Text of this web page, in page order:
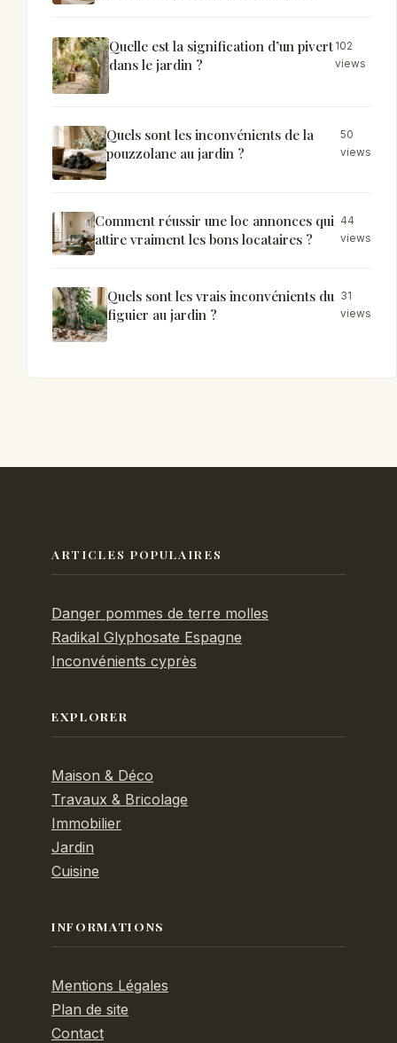
Quelle est la signification d’un pivert
dans le jardin ?
102
views
Quels sont les inconvénients de la
pouzzolane au jardin ?
50
views
Comment réussir une loc annonces qui
attire vraiment les bons locataires ?
44
views
Quels sont les vrais inconvénients du
figuier au jardin ?
31
views
ARTICLES POPULAIRES
Danger pommes de terre molles
Radikal Glyphosate Espagne
Inconvénients cyprès
EXPLORER
Maison & Déco
Travaux & Bricolage
Immobilier
Jardin
Cuisine
INFORMATIONS
Mentions Légales
Plan de site
Contact